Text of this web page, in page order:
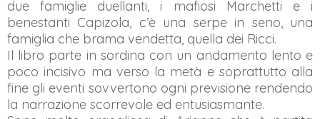
due famiglie duellanti, i mafiosi Marchetti e i
benestanti Capizola, c’è una serpe in seno, una
famiglia che brama vendetta, quella dei Ricci.
Il libro parte in sordina con un andamento lento e
poco incisivo ma verso la metà e soprattutto alla
fine gli eventi sovvertono ogni previsione rendendo
la narrazione scorrevole ed entusiasmante.